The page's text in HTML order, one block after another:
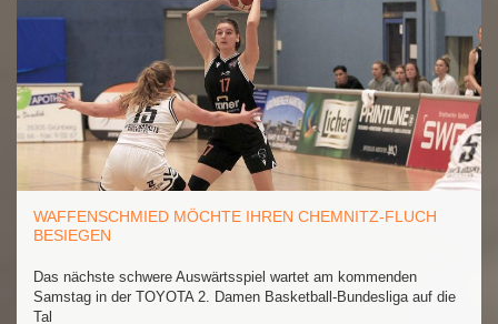
WAFFENSCHMIED MÖCHTE IHREN CHEMNITZ-FLUCH
BESIEGEN
Das nächste schwere Auswärtsspiel wartet am kommenden
Samstag in der TOYOTA 2. Damen Basketball-Bundesliga auf die
Tal